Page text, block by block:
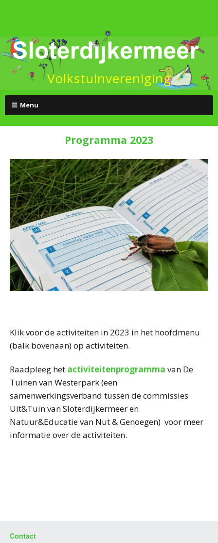
Volkstuinvereniging
Menu
Programma 2023
Klik voor de activiteiten in 2023 in het hoofdmenu
(balk bovenaan) op activiteiten.
Raadpleeg het activiteitenprogramma van De
Tuinen van Westerpark (een
samenwerkingsverband tussen de commissies
Uit&Tuin van Sloterdijkermeer en
Natuur&Educatie van Nut & Genoegen) voor meer
informatie over de activiteiten.
Contact